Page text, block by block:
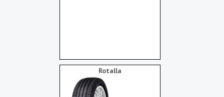
Rotalla